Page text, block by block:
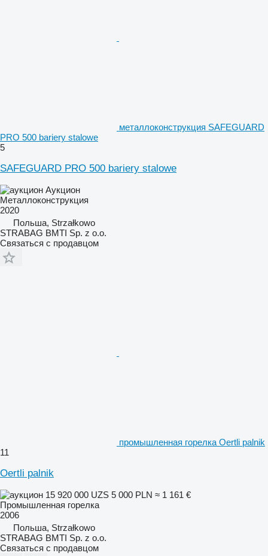
металлоконструкция SAFEGUARD
PRO 500 bariery stalowe
5
SAFEGUARD PRO 500 bariery stalowe
Аукцион
Металлоконструкция
2020
Польша, Strzałkowo
STRABAG BMTI Sp. z o.o.
Связаться с продавцом
промышленная горелка Oertli palnik
11
Oertli palnik
15 920 000 UZS 5 000 PLN ≈ 1 161 €
Промышленная горелка
2006
Польша, Strzałkowo
STRABAG BMTI Sp. z o.o.
Связаться с продавцом